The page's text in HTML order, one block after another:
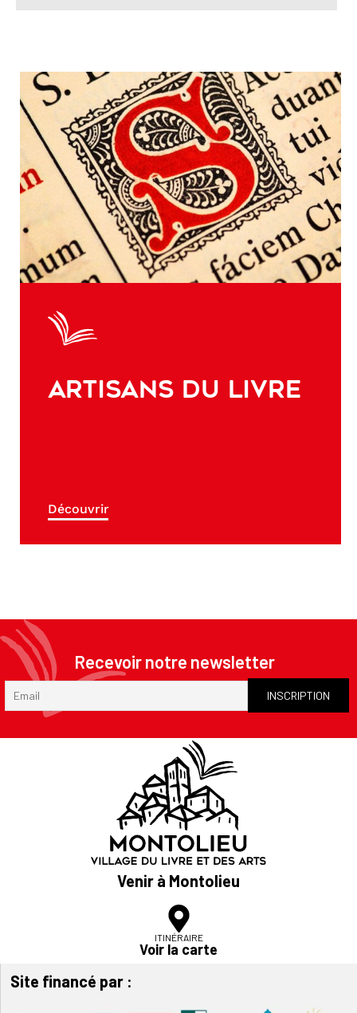
ARTISANS DU LIVRE
Découvrir
Recevoir notre newsletter
Venir à Montolieu
ITINÉRAIRE
Voir la carte
Site financé par :